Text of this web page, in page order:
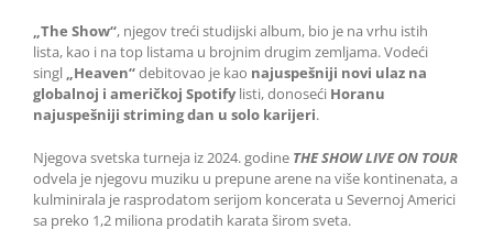
„The Show“, njegov treći studijski album, bio je na vrhu istih
lista, kao i na top listama u brojnim drugim zemljama. Vodeći
singl „Heaven“debitovao je kao najuspešniji novi ulaz na
globalnoj i američkoj Spotifylisti, donoseći Horanu
najuspešniji striming dan u solo karijeri.
Njegova svetska turneja iz 2024. godine THE SHOW LIVE ON TOUR
odvela je njegovu muziku u prepune arene na više kontinenata, a
kulminirala je rasprodatom serijom koncerata u Severnoj Americi
sa preko 1,2 miliona prodatih karata širom sveta.